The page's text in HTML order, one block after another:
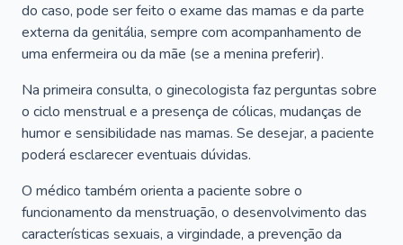
do caso, pode ser feito o exame das mamas e da parte
externa da genitália, sempre com acompanhamento de
uma enfermeira ou da mãe (se a menina preferir).
Na primeira consulta, o ginecologista faz perguntas sobre
o ciclo menstrual e a presença de cólicas, mudanças de
humor e sensibilidade nas mamas. Se desejar, a paciente
poderá esclarecer eventuais dúvidas.
O médico também orienta a paciente sobre o
funcionamento da menstruação, o desenvolvimento das
características sexuais, a virgindade, a prevenção da